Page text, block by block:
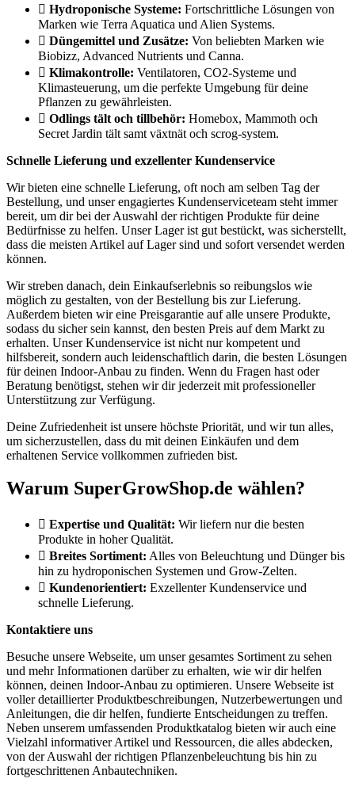
Hydroponische Systeme: Fortschrittliche Lösungen von
Marken wie Terra Aquatica und Alien Systems.
Düngemittel und Zusätze: Von beliebten Marken wie
Biobizz, Advanced Nutrients und Canna.
Klimakontrolle: Ventilatoren, CO2-Systeme und
Klimasteuerung, um die perfekte Umgebung für deine
Pflanzen zu gewährleisten.
Odlings tält och tillbehör: Homebox, Mammoth och
Secret Jardin tält samt växtnät och scrog-system.
Schnelle Lieferung und exzellenter Kundenservice
Wir bieten eine schnelle Lieferung, oft noch am selben Tag der
Bestellung, und unser engagiertes Kundenserviceteam steht immer
bereit, um dir bei der Auswahl der richtigen Produkte für deine
Bedürfnisse zu helfen. Unser Lager ist gut bestückt, was sicherstellt,
dass die meisten Artikel auf Lager sind und sofort versendet werden
können.
Wir streben danach, dein Einkaufserlebnis so reibungslos wie
möglich zu gestalten, von der Bestellung bis zur Lieferung.
Außerdem bieten wir eine Preisgarantie auf alle unsere Produkte,
sodass du sicher sein kannst, den besten Preis auf dem Markt zu
erhalten. Unser Kundenservice ist nicht nur kompetent und
hilfsbereit, sondern auch leidenschaftlich darin, die besten Lösungen
für deinen Indoor-Anbau zu finden. Wenn du Fragen hast oder
Beratung benötigst, stehen wir dir jederzeit mit professioneller
Unterstützung zur Verfügung.
Deine Zufriedenheit ist unsere höchste Priorität, und wir tun alles,
um sicherzustellen, dass du mit deinen Einkäufen und dem
erhaltenen Service vollkommen zufrieden bist.
Warum SuperGrowShop.de wählen?
Expertise und Qualität: Wir liefern nur die besten
Produkte in hoher Qualität.
Breites Sortiment: Alles von Beleuchtung und Dünger bis
hin zu hydroponischen Systemen und Grow-Zelten.
Kundenorientiert: Exzellenter Kundenservice und
schnelle Lieferung.
Kontaktiere uns
Besuche unsere Webseite, um unser gesamtes Sortiment zu sehen
und mehr Informationen darüber zu erhalten, wie wir dir helfen
können, deinen Indoor-Anbau zu optimieren. Unsere Webseite ist
voller detaillierter Produktbeschreibungen, Nutzerbewertungen und
Anleitungen, die dir helfen, fundierte Entscheidungen zu treffen.
Neben unserem umfassenden Produktkatalog bieten wir auch eine
Vielzahl informativer Artikel und Ressourcen, die alles abdecken,
von der Auswahl der richtigen Pflanzenbeleuchtung bis hin zu
fortgeschrittenen Anbautechniken.